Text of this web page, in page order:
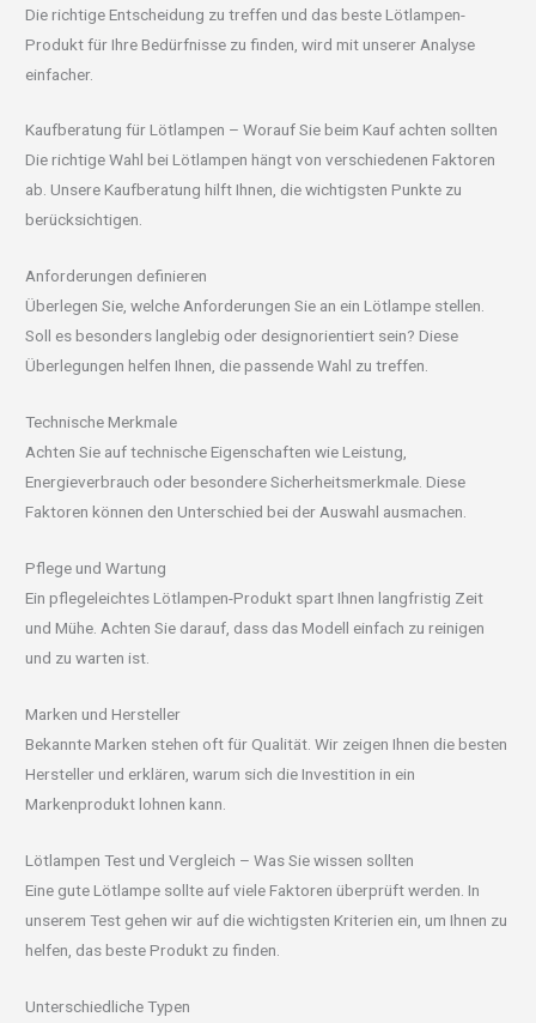
Die richtige Entscheidung zu treffen und das beste Lötlampen-
Produkt für Ihre Bedürfnisse zu finden, wird mit unserer Analyse
einfacher.
Kaufberatung für Lötlampen – Worauf Sie beim Kauf achten sollten
Die richtige Wahl bei Lötlampen hängt von verschiedenen Faktoren
ab. Unsere Kaufberatung hilft Ihnen, die wichtigsten Punkte zu
berücksichtigen.
Anforderungen definieren
Überlegen Sie, welche Anforderungen Sie an ein Lötlampe stellen.
Soll es besonders langlebig oder designorientiert sein? Diese
Überlegungen helfen Ihnen, die passende Wahl zu treffen.
Technische Merkmale
Achten Sie auf technische Eigenschaften wie Leistung,
Energieverbrauch oder besondere Sicherheitsmerkmale. Diese
Faktoren können den Unterschied bei der Auswahl ausmachen.
Pflege und Wartung
Ein pflegeleichtes Lötlampen-Produkt spart Ihnen langfristig Zeit
und Mühe. Achten Sie darauf, dass das Modell einfach zu reinigen
und zu warten ist.
Marken und Hersteller
Bekannte Marken stehen oft für Qualität. Wir zeigen Ihnen die besten
Hersteller und erklären, warum sich die Investition in ein
Markenprodukt lohnen kann.
Lötlampen Test und Vergleich – Was Sie wissen sollten
Eine gute Lötlampe sollte auf viele Faktoren überprüft werden. In
unserem Test gehen wir auf die wichtigsten Kriterien ein, um Ihnen zu
helfen, das beste Produkt zu finden.
Unterschiedliche Typen